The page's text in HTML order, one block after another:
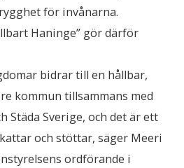
för invånarna.
Haninge” gör därför
bidrar till en hållbar,
kommun tillsammans med
Städa Sverige, och det är ett
och stöttar, säger Meeri
ordförande i